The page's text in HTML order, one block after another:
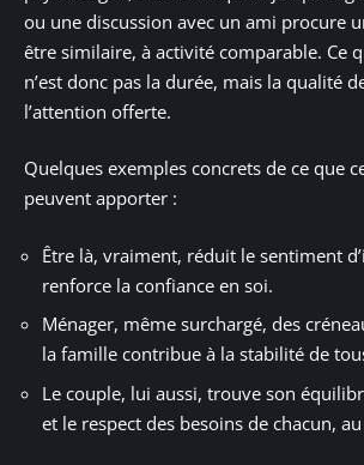
ou une discussion avec un ami procure
être similaire, à activité comparable. Ce
n’est donc pas la durée, mais la qualité
l’attention offerte.
Quelques exemples concrets de ce que
peuvent apporter :
Être là, vraiment, réduit le sentiment
renforce la confiance en soi.
Ménager, même surchargé, des
la famille contribue à la stabilité de
Le couple, lui aussi, trouve son
et le respect des besoins de chacun,